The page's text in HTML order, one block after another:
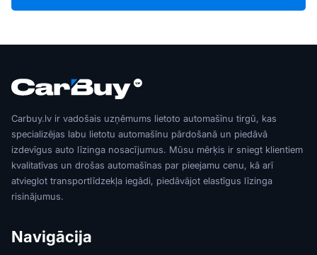
Carbuy.lv ir vadošais uzņēmums lietoto automašīnu tirgū, kas
specializējas labu lietotu automašīnu pārdošanā un piedāvā
izdevīgus auto līzinga nosacījumus. Mūsu mērķis ir sniegt klientiem
kvalitatīvas un drošas automašīnas par pieejamu cenu, kā arī
atvieglot transportlīdzekļa iegādi, piedāvājot elastīgus līzinga
risinājumus.
Navigācija